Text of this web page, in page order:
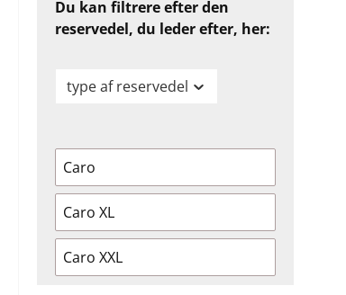
Du kan filtrere efter den
reservedel, du leder efter, her:
type af reservedel
Caro
Caro XL
Caro XXL